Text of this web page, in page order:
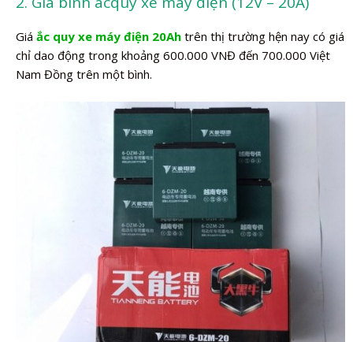
Giá ắc quy xe máy điện 20Ah trên thị trường hện nay có giá
chỉ dao động trong khoảng 600.000 VNĐ đến 700.000 Việt
Nam Đồng trên một bình.